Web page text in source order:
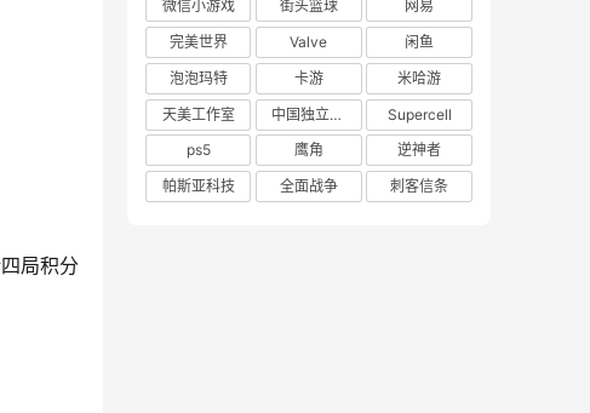
局积分
微信小游戏
街头篮球
网易
完美世界
Valve
闲鱼
泡泡玛特
卡游
米哈游
天美工作室
中国独立游戏联盟
Supercell
ps5
鹰角
逆神者
帕斯亚科技
全面战争 刺客信条